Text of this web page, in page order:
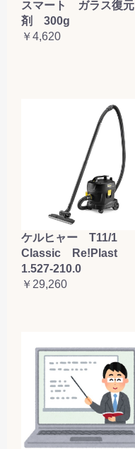
スマート ガラス復元
剤 300g
￥4,620
ケルヒャー T11/1
Classic Re!Plast
1.527-210.0
￥29,260